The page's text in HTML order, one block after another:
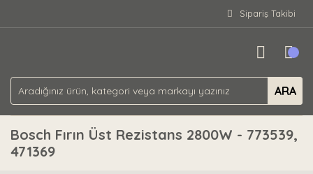
Sipariş Takibi
ARA
Bosch Fırın Üst Rezistans 2800W - 773539,
471369